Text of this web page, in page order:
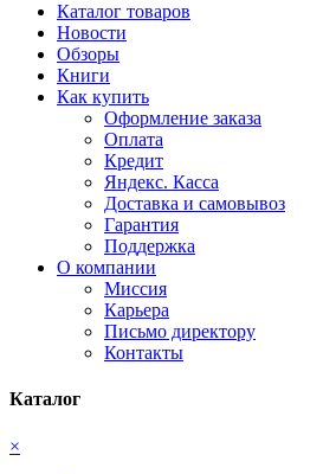
Каталог товаров
Новости
Обзоры
Книги
Как купить
Оформление заказа
Оплата
Кредит
Яндекс. Касса
Доставка и самовывоз
Гарантия
Поддержка
О компании
Миссия
Карьера
Письмо директору
Контакты
Каталог
×